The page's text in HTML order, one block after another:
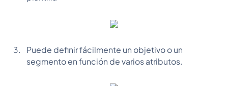
Puede definir fácilmente un objetivo o un
segmento en función de varios atributos.